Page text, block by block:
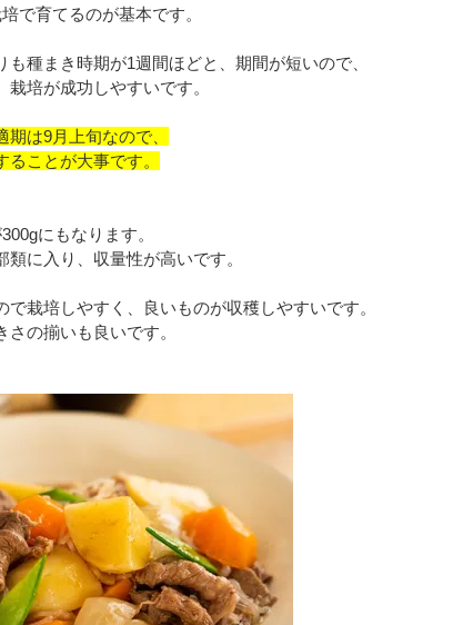
で育てるのが基本です。
種まき時期が1週間ほどと、期間が短いので、
培が成功しやすいです。
は9月上旬なので、
ことが大事です。
にもなります。
に入り、収量性が高いです。
で栽培しやすく、良いものが収穫しやすいです。
の揃いも良いです。